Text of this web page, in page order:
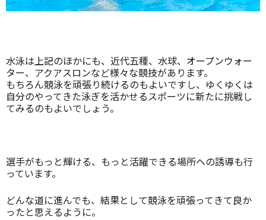
水泳は上記のほかにも、近代五種、水球、オープンウォー
ター、アクアスロンなど様々な競技があります。
もちろん競泳を頑張り続けるのもよいですし、ゆくゆくは
自分のやってきた泳ぎを活かせるスポーツに新たに挑戦し
てみるのもよいでしょう。
選手がもっと輝ける、もっと活躍できる場所への誘導も行
っています。
どんな道に進んでも、結果として競泳を頑張ってきて良か
ったと思えるように。